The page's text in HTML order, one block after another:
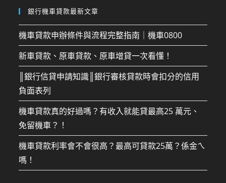
銀行機車貸款最新文章
機車貸款申辦條件與流程完整指南｜機車0800
新車貸款、原車貸款、原車增貸一次看懂！
║銀行信貸申請知識║銀行審核貸款時會扣分的信用
負面表列
機車貸款真的好過嗎？有收入就能貸最高25 萬元、
免留機車？！
機車貸款利率會不會很高？最高可貸款25萬？係金ㄟ
嗎！